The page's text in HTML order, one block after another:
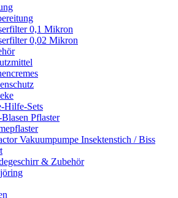
0,1 Mikron
0,02 Mikron
Hilfe-Sets
Pflaster
Vakuumpumpe Insektenstich / Biss
& Zubehör